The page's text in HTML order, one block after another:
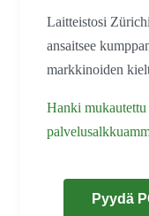
Laitteistosi
ansaitsee
markkinoiden
Hanki mukautettu
Pyydä